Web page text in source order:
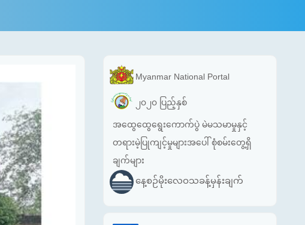
Myanmar National Portal
၂၀၂၀ ပြည့်နှစ်
အထွေထွေရွေးကောက်ပွဲ မဲမသမာမှုနှင့်
တရားမဲ့ပြုကျင့်မှုများအပေါ် စုံစမ်းတွေ့ရှိ
ချက်များ
နေ့စဉ်မိုးလေဝသခန့်မှန်းချက်